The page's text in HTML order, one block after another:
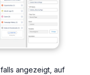
angezeigt, auf